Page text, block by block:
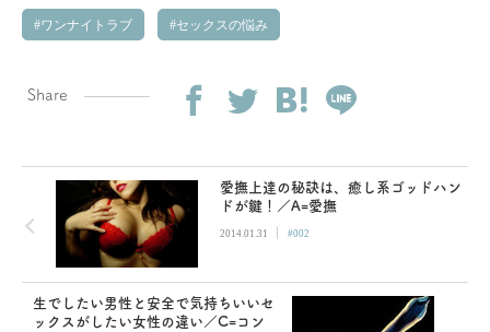
ワンナイトラブ セックスの悩み
Share
愛撫上達の秘訣は、癒し系ゴッドハン
ドが鍵！／A=愛撫
2014.01.31 | #002
生でしたい男性と安全で気持ちいいセ
ックスがしたい女性の違い／C=コン